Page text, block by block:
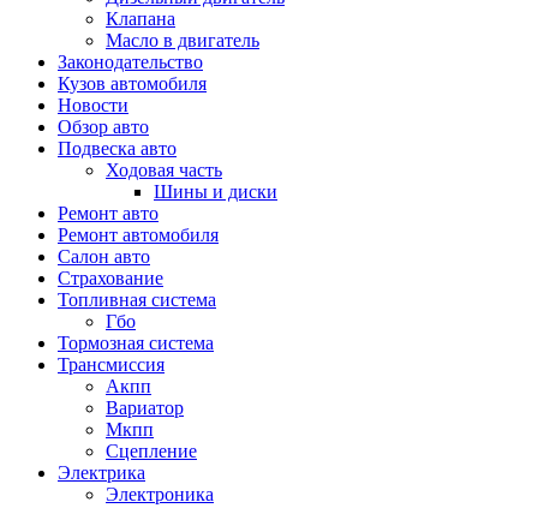
Клапана
Масло в двигатель
Законодательство
Кузов автомобиля
Новости
Обзор авто
Подвеска авто
Ходовая часть
Шины и диски
Ремонт авто
Ремонт автомобиля
Салон авто
Страхование
Топливная система
Гбо
Тормозная система
Трансмиссия
Акпп
Вариатор
Мкпп
Сцепление
Электрика
Электроника